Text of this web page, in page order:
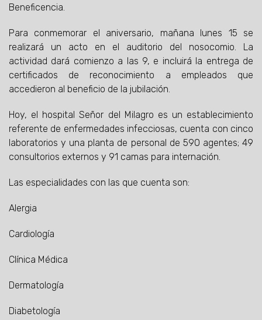
Beneficencia.
Para conmemorar el aniversario, mañana lunes 15 se
realizará un acto en el auditorio del nosocomio. La
actividad dará comienzo a las 9, e incluirá la entrega de
certificados de reconocimiento a empleados que
accedieron al beneficio de la jubilación.
Hoy, el hospital Señor del Milagro es un establecimiento
referente de enfermedades infecciosas, cuenta con cinco
laboratorios y una planta de personal de 590 agentes; 49
consultorios externos y 91 camas para internación.
Las especialidades con las que cuenta son:
Alergia
Cardiología
Clínica Médica
Dermatología
Diabetología